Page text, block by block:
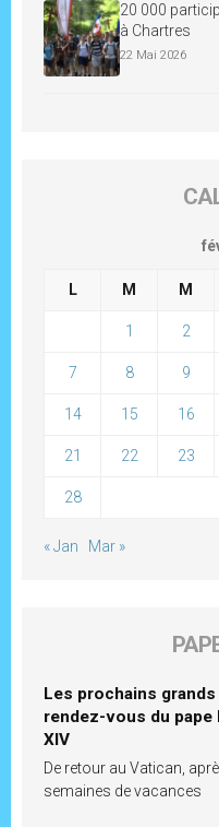
20 000
à Chartres
22 Mai 2026
L M M
1 2
7 8 9
14 15 16
21 22 23
28
« Jan Mar »
Les prochains grands
rendez-vous du pape
XIV
De retour au Vatican,
semaines de vacances